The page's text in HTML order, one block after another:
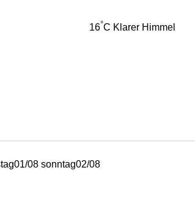
16°C Klarer Himmel
01/08 sonntag02/08